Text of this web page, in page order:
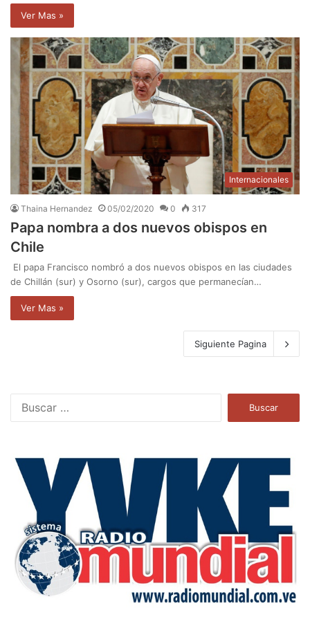
Ver Mas »
Internacionales
Thaina Hernandez 05/02/2020 0 317
Papa nombra a dos nuevos obispos en
Chile
El papa Francisco nombró a dos nuevos obispos en las ciudades
de Chillán (sur) y Osorno (sur), cargos que permanecían…
Ver Mas »
Siguiente Pagina
a